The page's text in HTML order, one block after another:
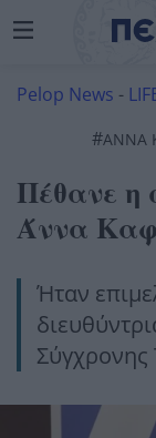
Pelop News -
#ΆΝΝΑ
Πέθανε η
Άννα
Ήταν
Σύγχρονης